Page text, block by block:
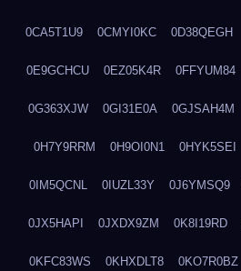
0CA5T1U9 0CMYI0KC 0D38QEGH
0E9GCHCU 0EZ05K4R 0FFYUM84
0G363XJW 0GI31E0A 0GJSAH4M
0H7Y9RRM 0H9OI0N1 0HYK5SEI
0IM5QCNL 0IUZL33Y 0J6YMSQ9
0JX5HAPI 0JXDX9ZM 0K8I19RD
0KFC83WS 0KHXDLT8 0KO7R0BZ